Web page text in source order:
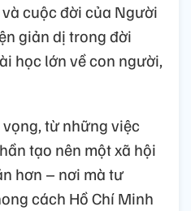
cuộc đời của Người
giản dị trong đời
học lớn về con người,
từ những việc
tạo nên một xã hội
hơn – nơi mà tư
cách Hồ Chí Minh